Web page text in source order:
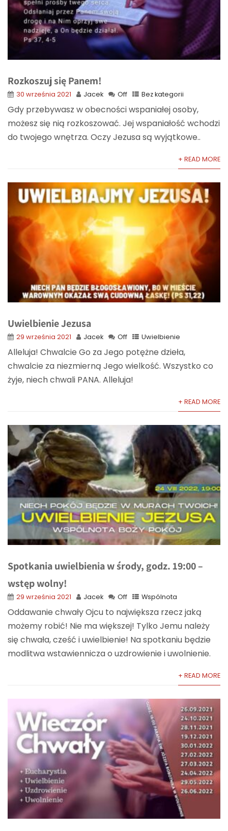
Rozkoszuj się Panem!
30 września 2021 Jacek Off Bez kategorii
Gdy przebywasz w obecności wspaniałej osoby,
możesz się nią rozkoszować. Jej wspaniałość wchodzi
do twojego wnętrza. Oczy Jezusa są wyjątkowe..
+ READ MORE
Uwielbienie Jezusa
29 września 2021 Jacek Off Uwielbienie
Alleluja! Chwalcie Go za Jego potężne dzieła,
chwalcie za niezmierną Jego wielkość. Wszystko co
żyje, niech chwali PANA. Alleluja!
+ READ MORE
Spotkania uwielbienia w środy, godz. 19:00 –
wstęp wolny!
29 września 2021 Jacek Off Wspólnota
Oddawanie chwały Ojcu to największa rzecz jaką
możemy robić! Nie ma większej! Tylko Jemu należy
się chwała, cześć i uwielbienie! Na spotkaniu będzie
modlitwa wstawiennicza o uzdrowienie i uwolnienie.
+ READ MORE